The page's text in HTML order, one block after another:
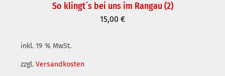
So klingt´s bei uns im Rangau (2)
15,00 €
inkl. 19 % MwSt.
zzgl. Versandkosten